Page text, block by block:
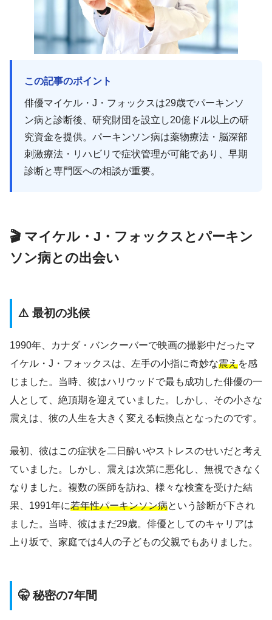
この記事のポイント
俳優マイケル・J・フォックスは29歳でパーキンソ
ン病と診断後、研究財団を設立し20億ドル以上の研
究資金を提供。パーキンソン病は薬物療法・脳深部
刺激療法・リハビリで症状管理が可能であり、早期
診断と専門医への相談が重要。
🎬 マイケル・J・フォックスとパーキン
ソン病との出会い
⚠️ 最初の兆候
1990年、カナダ・バンクーバーで映画の撮影中だったマ
イケル・J・フォックスは、左手の小指に奇妙な震えを感
じました。当時、彼はハリウッドで最も成功した俳優の一
人として、絶頂期を迎えていました。しかし、その小さな
震えは、彼の人生を大きく変える転換点となったのです。
最初、彼はこの症状を二日酔いやストレスのせいだと考え
ていました。しかし、震えは次第に悪化し、無視できなく
なりました。複数の医師を訪ね、様々な検査を受けた結
果、1991年に若年性パーキンソン病という診断が下され
ました。当時、彼はまだ29歳。俳優としてのキャリアは
上り坂で、家庭では4人の子どもの父親でもありました。
🤫 秘密の7年間